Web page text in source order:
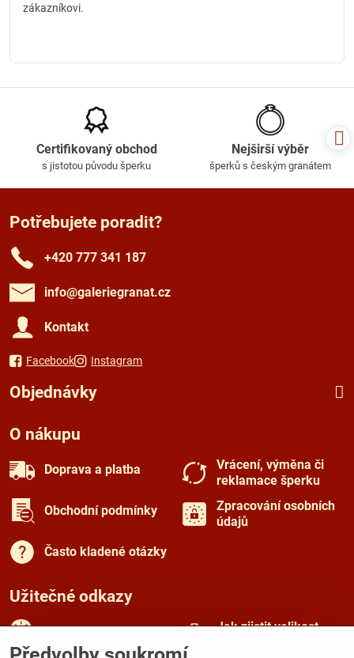
zákazníkovi.
Certifikovaný obchod
s jistotou původu šperku
Nejširší výběr
šperků s českým granátem
Potřebujete poradit?
+420 777 341 187
info​@galeriegranat​.cz
Kontakt
Facebook Instagram
Objednávky
O nákupu
Doprava a platba
Vrácení, výměna či
reklamace šperku
Obchodní podmínky
Zpracování osobních
údajů
Často kladené otázky
Užitečné odkazy
Jak zjistit velikost